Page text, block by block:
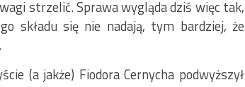
strzelić. Sprawa wygląda dziś więc tak,
składu się nie nadają, tym bardziej, że
(a jakże) Fiodora Cernycha podwyższył